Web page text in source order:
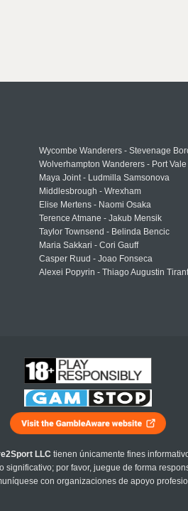
Wycombe Wanderers - Stevenage
Wolverhampton Wanderers - Port Vale
Maya Joint - Ludmilla Samsonova
Middlesbrough - Wrexham
Elise Mertens - Naomi Osaka
Terence Atmane - Jakub Mensik
Taylor Townsend - Belinda Bencic
Maria Sakkari - Cori Gauff
Casper Ruud - Joao Fonseca
Alexei Popyrin - Thiago Augustin
LLC tienen únicamente fines
por favor, juegue de forma
con organizaciones de apoyo